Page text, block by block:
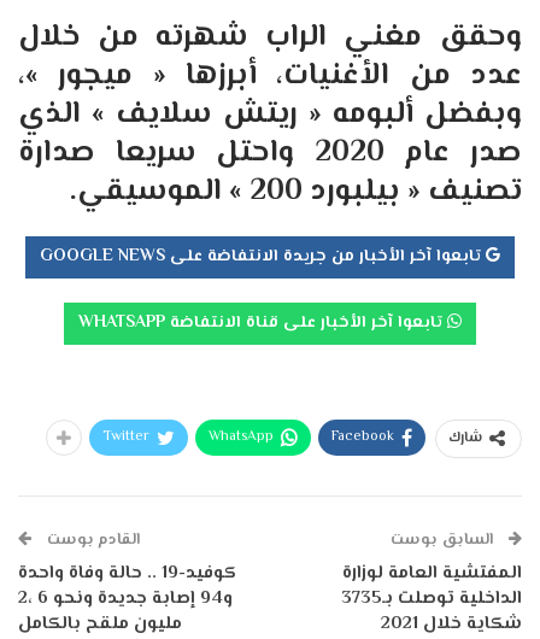
وحقق مغني الراب شهرته من خلال
عدد من الأغنيات، أبرزها « ميجور »،
وبفضل ألبومه « ريتش سلايف » الذي
صدر عام 2020 واحتل سريعا صدارة
تصنيف « بيلبورد 200 » الموسيقي.
تابعوا آخر الأخبار من جريدة الانتفاضة على GOOGLE NEWS
تابعوا آخر الأخبار على قناة الانتفاضة WHATSAPP
شارك Facebook
WhatsApp
Twitter
السابق بوست
المفتشية العامة لوزارة
الداخلية توصلت بـ3735
شكاية خلال 2021
القادم بوست
كوفيد-19 .. حالة وفاة واحدة
و94 إصابة جديدة ونحو 6 ،2
مليون ملقح بالكامل